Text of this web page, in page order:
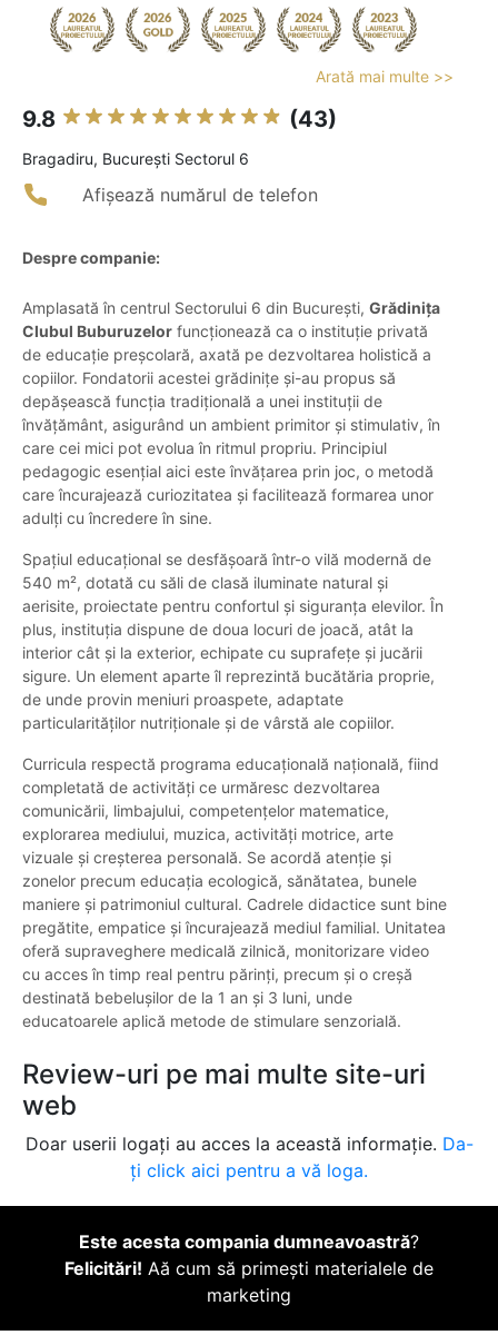
Arată mai multe >>
9.8 (43)
Bragadiru, Bucureşti Sectorul 6
Afișează numărul de telefon
Despre companie:
Amplasată în centrul Sectorului 6 din București, Grădinița
Clubul Buburuzelor funcționează ca o instituție privată
de educație preșcolară, axată pe dezvoltarea holistică a
copiilor. Fondatorii acestei grădinițe și-au propus să
depășească funcția tradițională a unei instituții de
învățământ, asigurând un ambient primitor și stimulativ, în
care cei mici pot evolua în ritmul propriu. Principiul
pedagogic esențial aici este învățarea prin joc, o metodă
care încurajează curiozitatea și facilitează formarea unor
adulți cu încredere în sine.
Spațiul educațional se desfășoară într-o vilă modernă de
540 m², dotată cu săli de clasă iluminate natural și
aerisite, proiectate pentru confortul și siguranța elevilor. În
plus, instituția dispune de doua locuri de joacă, atât la
interior cât și la exterior, echipate cu suprafețe și jucării
sigure. Un element aparte îl reprezintă bucătăria proprie,
de unde provin meniuri proaspete, adaptate
particularităților nutriționale și de vârstă ale copiilor.
Curricula respectă programa educațională națională, fiind
completată de activități ce urmăresc dezvoltarea
comunicării, limbajului, competențelor matematice,
explorarea mediului, muzica, activități motrice, arte
vizuale și creșterea personală. Se acordă atenție și
zonelor precum educația ecologică, sănătatea, bunele
maniere și patrimoniul cultural. Cadrele didactice sunt bine
pregătite, empatice și încurajează mediul familial. Unitatea
oferă supraveghere medicală zilnică, monitorizare video
cu acces în timp real pentru părinți, precum și o creșă
destinată bebelușilor de la 1 an și 3 luni, unde
educatoarele aplică metode de stimulare senzorială.
Review-uri pe mai multe site-uri
web
Doar userii logați au acces la această informație. Da-
ți click aici pentru a vă loga.
Este acesta compania dumneavoastră?
Felicitări! Aă cum să primești materialele de
marketing